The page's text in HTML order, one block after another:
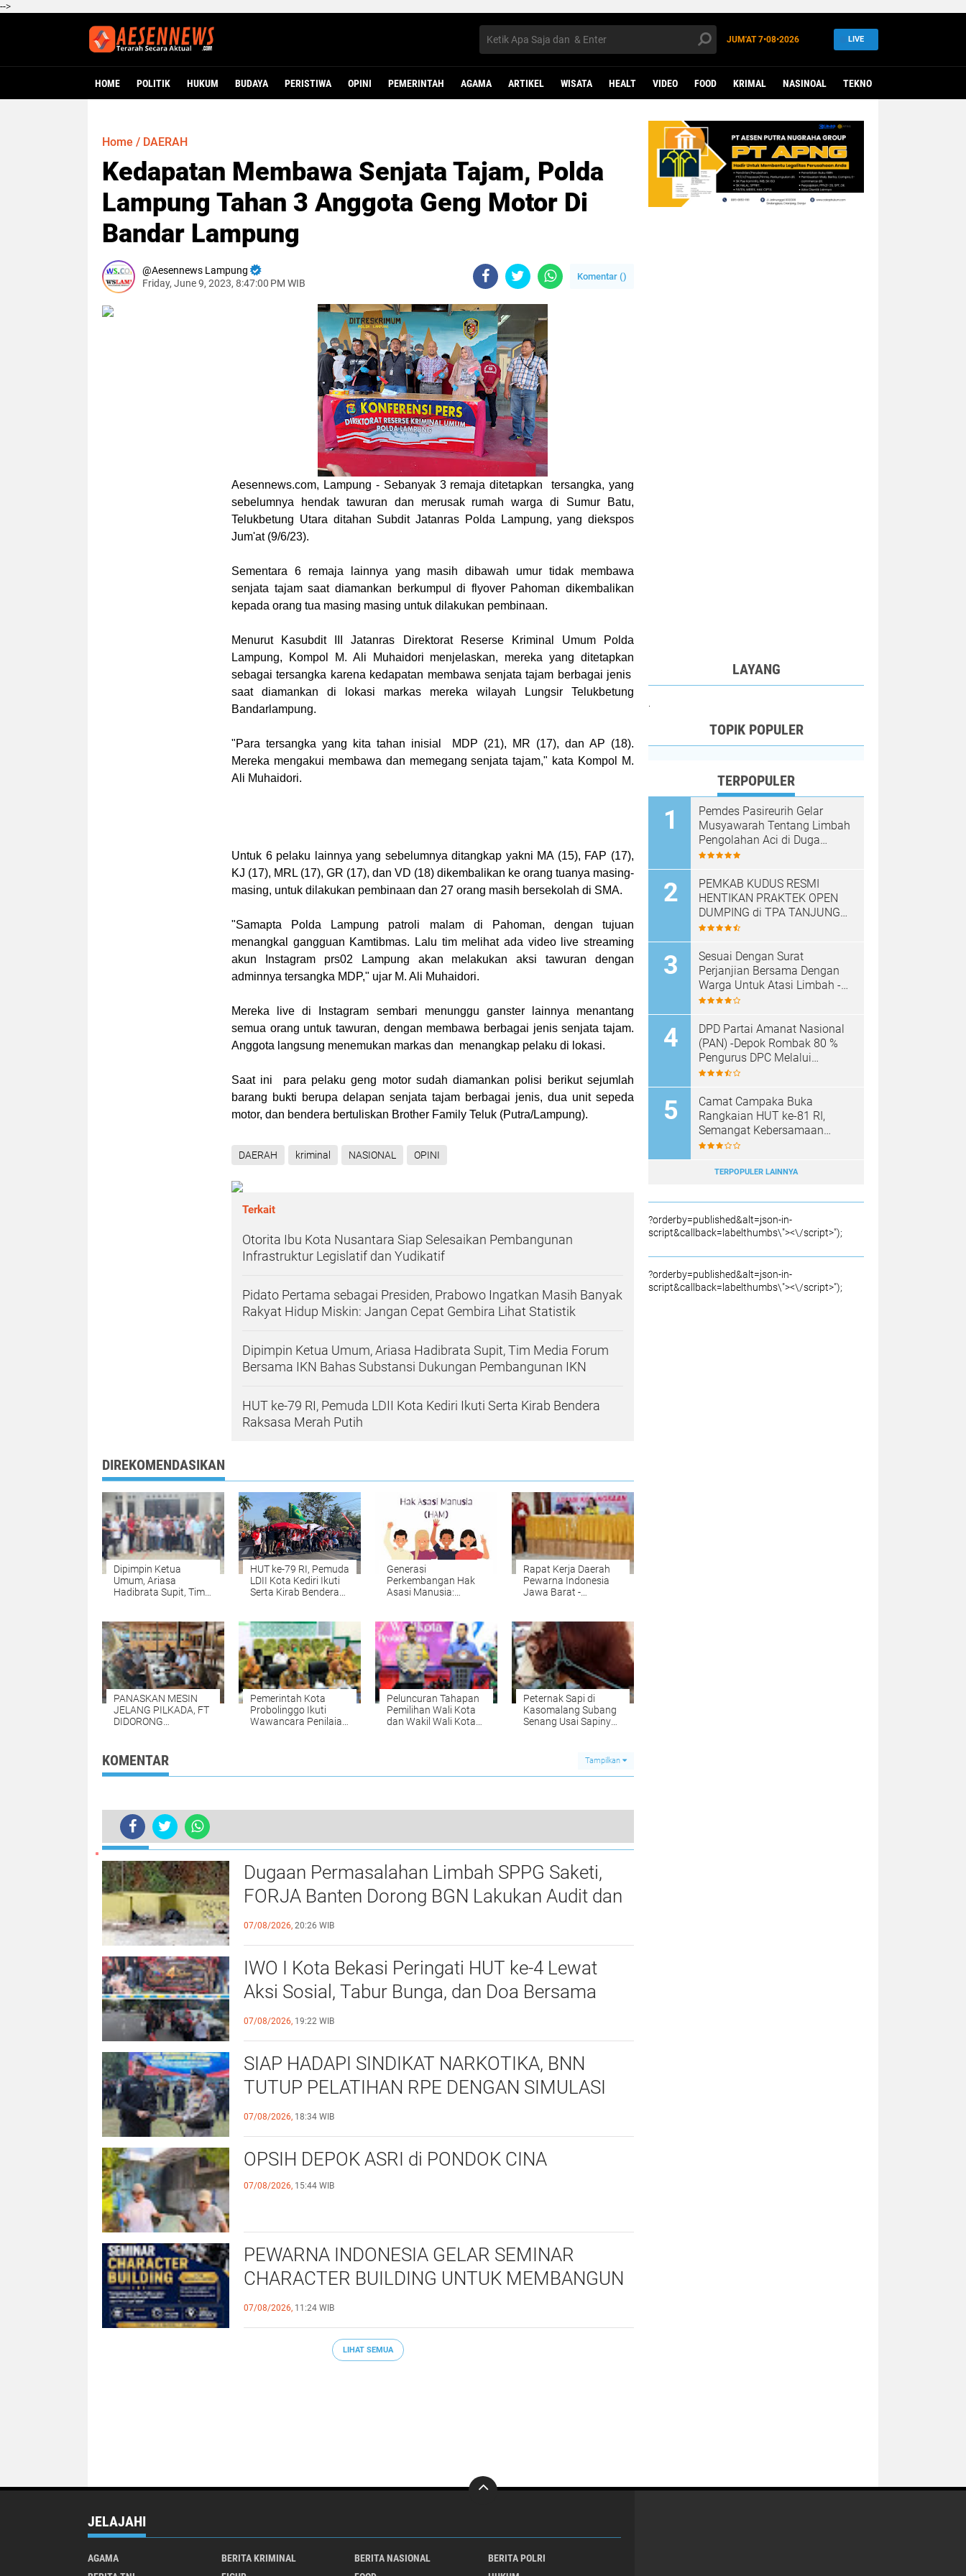
-->
JUM'AT7•08•2026 LIVE
HOME POLITIK HUKUM BUDAYA PERISTIWA OPINI PEMERINTAH AGAMA ARTIKEL WISATA HEALT VIDEO FOOD KRIMAL NASINOAL TEKNO
Home / DAERAH
Kedapatan Membawa Senjata Tajam, Polda
Lampung Tahan 3 Anggota Geng Motor Di
Bandar Lampung
Aesennews Lampung
Friday, June 9, 2023, 8:47:00 PM WIB
Komentar ()
Aesennews.com, Lampung - Sebanyak 3 remaja ditetapkan tersangka, yang
sebelumnya hendak tawuran dan merusak rumah warga di Sumur Batu,
Telukbetung Utara ditahan Subdit Jatanras Polda Lampung, yang diekspos
Jum'at (9/6/23).
Sementara 6 remaja lainnya yang masih dibawah umur tidak membawa
senjata tajam saat diamankan berkumpul di flyover Pahoman dikembalikan
kepada orang tua masing masing untuk dilakukan pembinaan.
Menurut Kasubdit III Jatanras Direktorat Reserse Kriminal Umum Polda
Lampung, Kompol M. Ali Muhaidori menjelaskan, mereka yang ditetapkan
sebagai tersangka karena kedapatan membawa senjata tajam berbagai jenis
saat diamankan di lokasi markas mereka wilayah Lungsir Telukbetung
Bandarlampung.
"Para tersangka yang kita tahan inisial MDP (21), MR (17), dan AP (18).
Mereka mengakui membawa dan memegang senjata tajam," kata Kompol M.
Ali Muhaidori.
Untuk 6 pelaku lainnya yang sebelumnya ditangkap yakni MA (15), FAP (17),
KJ (17), MRL (17), GR (17), dan VD (18) dikembalikan ke orang tuanya masing-
masing, untuk dilakukan pembinaan dan 27 orang masih bersekolah di SMA.
"Samapta Polda Lampung patroli malam di Pahoman, dengan tujuan
menangkal gangguan Kamtibmas. Lalu tim melihat ada video live streaming
akun Instagram prs02 Lampung akan melakukan aksi tawuran dengan
adminnya tersangka MDP," ujar M. Ali Muhaidori.
Mereka live di Instagram sembari menunggu ganster lainnya menantang
semua orang untuk tawuran, dengan membawa berbagai jenis senjata tajam.
Anggota langsung menemukan markas dan menangkap pelaku di lokasi.
Saat ini para pelaku geng motor sudah diamankan polisi berikut sejumlah
barang bukti berupa delapan senjata tajam berbagai jenis, dua unit sepeda
motor, dan bendera bertuliskan Brother Family Teluk (Putra/Lampung).
DAERAH kriminal NASIONAL OPINI
Terkait
Otorita Ibu Kota Nusantara Siap Selesaikan Pembangunan
Infrastruktur Legislatif dan Yudikatif
Pidato Pertama sebagai Presiden, Prabowo Ingatkan Masih Banyak
Rakyat Hidup Miskin: Jangan Cepat Gembira Lihat Statistik
Dipimpin Ketua Umum, Ariasa Hadibrata Supit, Tim Media Forum
Bersama IKN Bahas Substansi Dukungan Pembangunan IKN
HUT ke-79 RI, Pemuda LDII Kota Kediri Ikuti Serta Kirab Bendera
Raksasa Merah Putih
DIREKOMENDASIKAN
Dipimpin Ketua
Umum, Ariasa
Hadibrata Supit, Tim
Substansi Dukungan
Pembangunan IKN
HUT ke-79 RI, Pemuda
LDII Kota Kediri Ikuti
Serta Kirab Bendera
Generasi
Perkembangan Hak
Asasi Manusia:
Kontemporer
Rapat Kerja Daerah
Pewarna Indonesia
Jawa Barat -
Jawa Timur
PANASKAN MESIN
JELANG PILKADA, FT
DIDORONG
KAIMANA 2024-2029
Pemerintah Kota
Probolinggo Ikuti
Wawancara Penilaian
Peluncuran Tahapan
Pemilihan Wali Kota
dan Wakil Wali Kota
Peternak Sapi di
Kasomalang Subang
Senang Usai Sapinya
KOMENTAR Tampilkan
Kedapatan Membawa Senjata Tajam, Polda Lampung Tahan 3 Anggota Geng Motor Di Bandar Lampung
TERKINI
Dugaan Permasalahan Limbah SPPG Saketi,
FORJA Banten Dorong BGN Lakukan Audit dan
Evaluasi Korcam
07/08/2026, 20:26 WIB
IWO I Kota Bekasi Peringati HUT ke-4 Lewat
Aksi Sosial, Tabur Bunga, dan Doa Bersama
untuk Almarhum Anggota
07/08/2026, 19:22 WIB
SIAP HADAPI SINDIKAT NARKOTIKA, BNN
TUTUP PELATIHAN RPE DENGAN SIMULASI
OPERASI TAKTIS
07/08/2026, 18:34 WIB
OPSIH DEPOK ASRI di PONDOK CINA
07/08/2026, 15:44 WIB
PEWARNA INDONESIA GELAR SEMINAR
CHARACTER BUILDING UNTUK MEMBANGUN
JURNALIS NASRANI BERINTEGRITAS DAN
BERDAMPAK*
07/08/2026, 11:24 WIB
LIHAT SEMUA
LAYANG
TOPIK POPULER
TERPOPULER
Pemdes Pasireurih Gelar
Musyawarah Tentang Limbah
Pengolahan Aci di Duga
Cemari Sungai Cisata
Sementara
PEMKAB KUDUS RESMI
HENTIKAN PRAKTEK OPEN
DUMPING di TPA TANJUNG
REJO, KEC.JEKULO
SISTEM PENGELOLAAN
SAMPAH BARU
Sesuai Dengan Surat
Perjanjian Bersama Dengan
Warga Untuk Atasi Limbah -
Pabrik Aci Giat Perbaiki Kobak
DPD Partai Amanat Nasional
(PAN) -Depok Rombak 80 %
Pengurus DPC Melalui
Muscab "
Camat Campaka Buka
Rangkaian HUT ke-81 RI,
Semangat Kebersamaan
Warnai Senam Massal dan
DesaTERPOPULER LAINNYA
?orderby=published&alt=json-in-
script&callback=labelthumbs\"><\/script>");
?orderby=published&alt=json-in-
script&callback=labelthumbs\"><\/script>");
JELAJAHI
AGAMA BERITA KRIMINAL BERITA NASIONAL
BERITA POLRI